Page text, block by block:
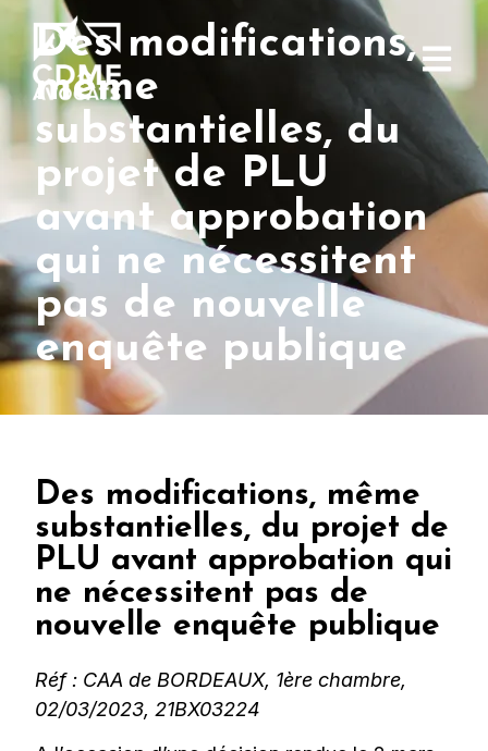
Des modifications,
même
substantielles, du
projet de PLU
avant approbation
qui ne nécessitent
pas de nouvelle
enquête publique
Des modifications, même
substantielles, du projet de
PLU avant approbation qui
ne nécessitent pas de
nouvelle enquête publique
Réf : CAA de BORDEAUX, 1ère chambre,
02/03/2023, 21BX03224